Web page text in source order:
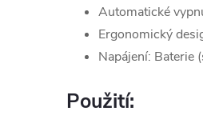
Automatické
Ergonomický
Napájení: Baterie
Použití: